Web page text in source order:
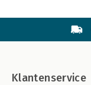
Klantenservice